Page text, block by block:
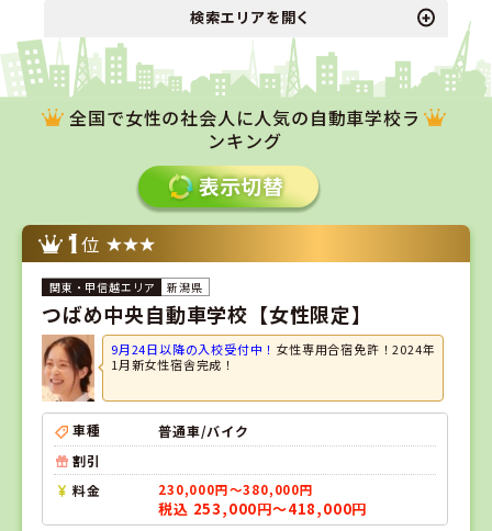
検索エリアを開く
全国で女性の社会人に人気の自動車学校ラ
ンキング
1位
新潟県
つばめ中央自動車学校【女性限定】
9月24日以降の入校受付中！ 女性専用合宿免許！2024年
1月新女性宿舎完成！
車種
普通車/バイク
割引
料金
230,000円～380,000円
税込 253,000円～418,000円